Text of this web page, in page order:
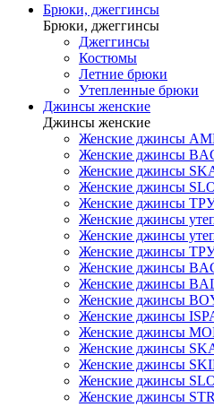
Брюки, джеггинсы
Брюки, джеггинсы
Джеггинсы
Костюмы
Летние брюки
Утепленные брюки
Джинсы женские
Джинсы женские
Женские джинсы
Женские джинсы
Женские джинсы
Женские джинсы
Женские джинсы
Женские джинсы
Женские джинсы
Женские джинсы
Женские джинсы
Женские джинсы
Женские джинсы
Женские джинсы
Женские джинсы
Женские джинсы
Женские джинсы
Женские джинсы
Женские джинсы